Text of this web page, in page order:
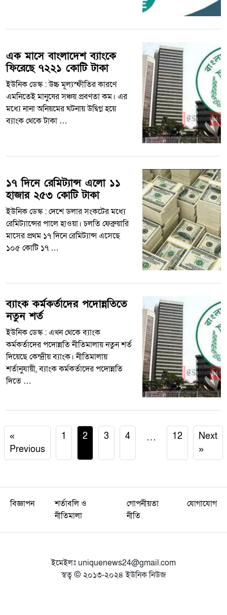
এক মাসে বাংলাদেশ ব্যাংকে
ফিরেছে ৭২২১ কোটি টাকা
ইউনিক ডেস্ক : উচ্চ মূল্যস্ফীতির কারণে
এমনিতেই মানুষের সঞ্চয় প্রবণতা কম। এর
মধ্যে নানা অনিয়মের ঘটনায় উদ্বিগ্ন হয়ে
ব্যাংক থেকে টাকা …
১৭ দিনে রেমিট্যান্স এলো ১১
হাজার ২৫৩ কোটি টাকা
ইউনিক ডেস্ক : দেশে ডলার সংকটের মধ্যে
রেমিট্যান্সের পালে হাওয়া। চলতি ফেব্রুয়ারি
মাসের প্রথম ১৭ দিনে রেমিট্যান্স এসেছে
১০৫ কোটি ১৭ …
ব্যাংক কর্মকর্তাদের পদোন্নতিতে
নতুন শর্ত
ইউনিক ডেস্ক : এখন থেকে ব্যাংক
কর্মকর্তাদের পদোন্নতি নীতিমালায় নতুন শর্ত
দিয়েছে কেন্দ্রীয় ব্যাংক। নীতিমালায়
শর্তানুযায়ী, ব্যাংক কর্মকর্তাদের পদোন্নতি
দিতে …
«
Previous
1 2 3 4 … 12
Next
»
বিজ্ঞাপন
শর্তাবলি ও
নীতিমালা
গোপনীয়তা
নীতি
যোগাযোগ
ইমেইলঃ uniquenews24@gmail.com
স্বত্ব © ২০১৩-২০২৪ ইউনিক নিউজ